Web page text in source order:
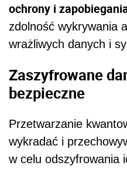
ochrony i
zdolność wykrywania
wrażliwych danych i
Zaszyfrowane
bezpieczne
Przetwarzanie
wykradać i
w celu odszyfrowania